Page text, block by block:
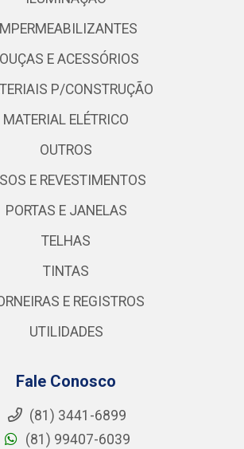
IMPERMEABILIZANTES
E ACESSÓRIOS
P/CONSTRUÇÃO
MATERIAL ELÉTRICO
OUTROS
E REVESTIMENTOS
PORTAS E JANELAS
TELHAS
TINTAS
E REGISTROS
UTILIDADES
Fale Conosco
(81) 3441-6899
(81) 99407-6039